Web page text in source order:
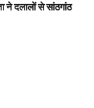
ने दलालों से सांठगांठ